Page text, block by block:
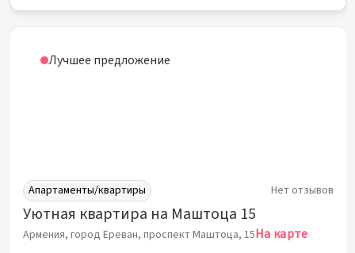
Лучшее предложение
Апартаменты/квартиры
Уютная квартира на Маштоца 15
Армения, город Ереван, проспект Маштоца, 15На карте
Нет отзывов